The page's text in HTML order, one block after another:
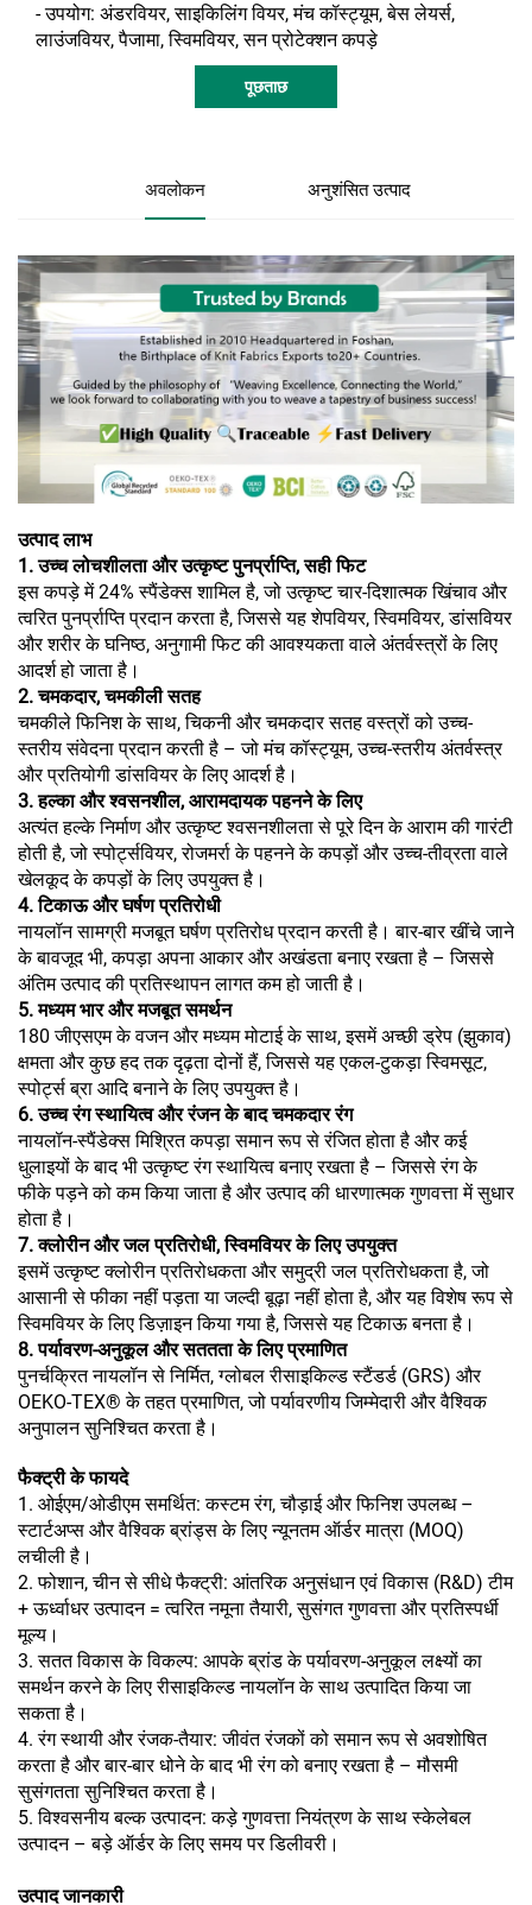
- उपयोग: अंडरवियर, साइकिलिंग वियर, मंच कॉस्ट्यूम, बेस लेयर्स,
लाउंजवियर, पैजामा, स्विमवियर, सन प्रोटेक्शन कपड़े
पूछताछ
अवलोकन अनुशंसित उत्पाद
उत्पाद लाभ
1. उच्च लोचशीलता और उत्कृष्ट पुनर्प्राप्ति, सही फिट
इस कपड़े में 24% स्पैंडेक्स शामिल है, जो उत्कृष्ट चार-दिशात्मक खिंचाव और
त्वरित पुनर्प्राप्ति प्रदान करता है, जिससे यह शेपवियर, स्विमवियर, डांसवियर
और शरीर के घनिष्ठ, अनुगामी फिट की आवश्यकता वाले अंतर्वस्त्रों के लिए
आदर्श हो जाता है।
2. चमकदार, चमकीली सतह
चमकीले फिनिश के साथ, चिकनी और चमकदार सतह वस्त्रों को उच्च-
स्तरीय संवेदना प्रदान करती है – जो मंच कॉस्ट्यूम, उच्च-स्तरीय अंतर्वस्त्र
और प्रतियोगी डांसवियर के लिए आदर्श है।
3. हल्का और श्वसनशील, आरामदायक पहनने के लिए
अत्यंत हल्के निर्माण और उत्कृष्ट श्वसनशीलता से पूरे दिन के आराम की गारंटी
होती है, जो स्पोर्ट्सवियर, रोजमर्रा के पहनने के कपड़ों और उच्च-तीव्रता वाले
खेलकूद के कपड़ों के लिए उपयुक्त है।
4. टिकाऊ और घर्षण प्रतिरोधी
नायलॉन सामग्री मजबूत घर्षण प्रतिरोध प्रदान करती है। बार-बार खींचे जाने
के बावजूद भी, कपड़ा अपना आकार और अखंडता बनाए रखता है – जिससे
अंतिम उत्पाद की प्रतिस्थापन लागत कम हो जाती है।
5. मध्यम भार और मजबूत समर्थन
180 जीएसएम के वजन और मध्यम मोटाई के साथ, इसमें अच्छी ड्रेप (झुकाव)
क्षमता और कुछ हद तक दृढ़ता दोनों हैं, जिससे यह एकल-टुकड़ा स्विमसूट,
स्पोर्ट्स ब्रा आदि बनाने के लिए उपयुक्त है।
6. उच्च रंग स्थायित्व और रंजन के बाद चमकदार रंग
नायलॉन-स्पैंडेक्स मिश्रित कपड़ा समान रूप से रंजित होता है और कई
धुलाइयों के बाद भी उत्कृष्ट रंग स्थायित्व बनाए रखता है – जिससे रंग के
फीके पड़ने को कम किया जाता है और उत्पाद की धारणात्मक गुणवत्ता में सुधार
होता है।
7. क्लोरीन और जल प्रतिरोधी, स्विमवियर के लिए उपयुक्त
इसमें उत्कृष्ट क्लोरीन प्रतिरोधकता और समुद्री जल प्रतिरोधकता है, जो
आसानी से फीका नहीं पड़ता या जल्दी बूढ़ा नहीं होता है, और यह विशेष रूप से
स्विमवियर के लिए डिज़ाइन किया गया है, जिससे यह टिकाऊ बनता है।
8. पर्यावरण-अनुकूल और सततता के लिए प्रमाणित
पुनर्चक्रित नायलॉन से निर्मित, ग्लोबल रीसाइकिल्ड स्टैंडर्ड (GRS) और
OEKO-TEX® के तहत प्रमाणित, जो पर्यावरणीय जिम्मेदारी और वैश्विक
अनुपालन सुनिश्चित करता है।
फैक्ट्री के फायदे
1. ओईएम/ओडीएम समर्थित: कस्टम रंग, चौड़ाई और फिनिश उपलब्ध –
स्टार्टअप्स और वैश्विक ब्रांड्स के लिए न्यूनतम ऑर्डर मात्रा (MOQ)
लचीली है।
2. फोशान, चीन से सीधे फैक्ट्री: आंतरिक अनुसंधान एवं विकास (R&D) टीम
+ ऊर्ध्वाधर उत्पादन = त्वरित नमूना तैयारी, सुसंगत गुणवत्ता और प्रतिस्पर्धी
मूल्य।
3. सतत विकास के विकल्प: आपके ब्रांड के पर्यावरण-अनुकूल लक्ष्यों का
समर्थन करने के लिए रीसाइकिल्ड नायलॉन के साथ उत्पादित किया जा
सकता है।
4. रंग स्थायी और रंजक-तैयार: जीवंत रंजकों को समान रूप से अवशोषित
करता है और बार-बार धोने के बाद भी रंग को बनाए रखता है – मौसमी
सुसंगतता सुनिश्चित करता है।
5. विश्वसनीय बल्क उत्पादन: कड़े गुणवत्ता नियंत्रण के साथ स्केलेबल
उत्पादन – बड़े ऑर्डर के लिए समय पर डिलीवरी।
उत्पाद जानकारी